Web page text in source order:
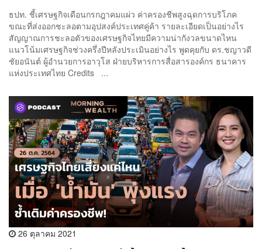
ธปท. ชี้เศรษฐกิจเดือนกรกฎาคมแผ่ว ค่าครองชีพสูงฉุดการบริโภค
ขณะที่ส่งออกชะลอตามอุปสงค์ประเทศคู่ค้า รายละเอียดเป็นอย่างไร
สัญญาณการชะลอตัวของเศรษฐกิจไทยมีความน่ากังวลขนาดไหน
แนวโน้มเศรษฐกิจช่วงครึ่งปีหลังประเมินอย่างไร พูดคุยกับ ดร.ชญาวดี
ชัยอนันต์ ผู้อำนวยการอาวุโส ฝ่ายบริหารการสื่อสารองค์กร ธนาคาร
แห่งประเทศไทย Credits ...
26 ตุลาคม 2021